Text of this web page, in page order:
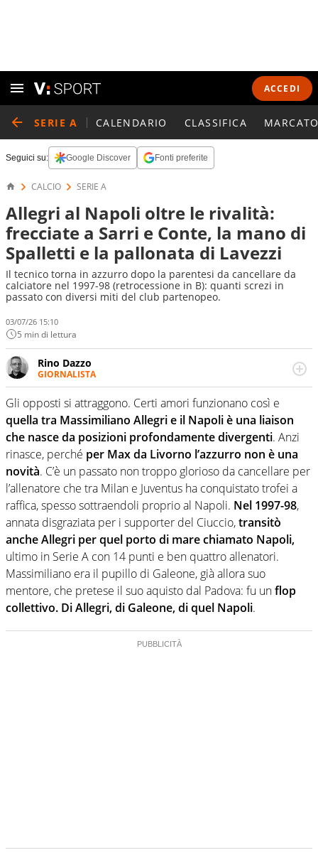
ACCEDI
SERIE A CALENDARIO CLASSIFICA
Seguici su: Google Discover Fonti preferite
CALCIO SERIE A
Allegri al Napoli oltre le rivalità:
frecciate a Sarri e Conte, la mano di
Spalletti e la pallonata di Lavezzi
Il tecnico torna in azzurro dopo la parentesi da cancellare da
calciatore nel 1997-98 (retrocessione in B): quanti screzi in
passato con diversi miti del club partenopeo.
03/07/26 15:10
5 min di lettura
Rino Dazzo
GIORNALISTA
Se mai ci fosse modo di traslare il glossario del calcio in
una nicchia di esperti, lui ne farebbe parte. Non si perde
una svista arbitrale né gli umori social del mondo delle
curve
Gli opposti si attraggono. Certi amori funzionano così e
quella tra Massimiliano Allegri e il Napoli è una liaison
che nasce da posizioni profondamente divergenti. Anzi
rinasce, perché per Max da Livorno l’azzurro non è una
novità. C’è un passato non troppo glorioso da cancellare per
l’allenatore che tra Milan e Juventus ha conquistato trofei a
raffica, spesso sottraendoli proprio al Napoli. Nel 1997-98,
annata disgraziata per i supporter del Ciuccio,transitò
anche Allegri per quel porto di mare chiamato Napoli,
ultimo in Serie A con 14 punti e ben quattro allenatori.
Massimiliano era il pupillo di Galeone, già allora suo
mentore, che pretese il suo aquisto dal Padova: fu unflop
collettivo. Di Allegri, di Galeone, di quel Napoli.